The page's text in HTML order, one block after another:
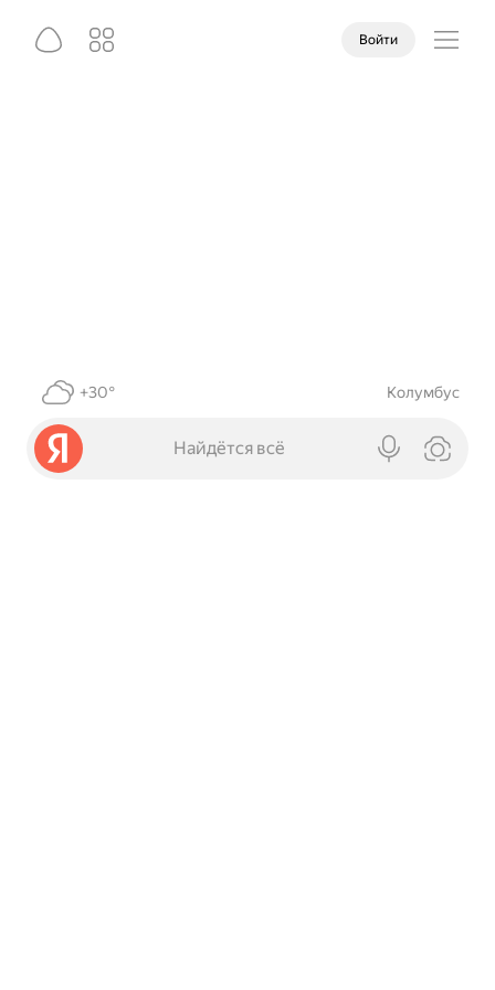
Войти
+30° Колумбус
Найдётся всё